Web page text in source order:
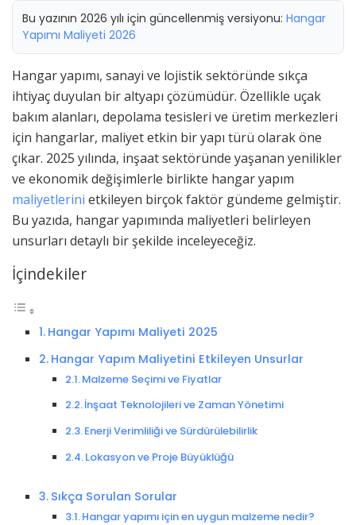
Bu yazının 2026 yılı için güncellenmiş versiyonu: Hangar
Yapımı Maliyeti 2026
Hangar yapımı, sanayi ve lojistik sektöründe sıkça
ihtiyaç duyulan bir altyapı çözümüdür. Özellikle uçak
bakım alanları, depolama tesisleri ve üretim merkezleri
için hangarlar, maliyet etkin bir yapı türü olarak öne
çıkar. 2025 yılında, inşaat sektöründe yaşanan yenilikler
ve ekonomik değişimlerle birlikte hangar yapım
maliyetlerini etkileyen birçok faktör gündeme gelmiştir.
Bu yazıda, hangar yapımında maliyetleri belirleyen
unsurları detaylı bir şekilde inceleyeceğiz.
İçindekiler
Hangar Yapımı Maliyeti 2025
Hangar Yapım Maliyetini Etkileyen Unsurlar
Malzeme Seçimi ve Fiyatlar
İnşaat Teknolojileri ve Zaman Yönetimi
Enerji Verimliliği ve Sürdürülebilirlik
Lokasyon ve Proje Büyüklüğü
Sıkça Sorulan Sorular
Hangar yapımı için en uygun malzeme nedir?